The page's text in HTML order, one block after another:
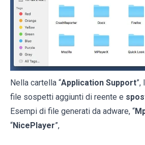
Nella cartella “Application Support”,
file sospetti aggiunti di reente e
Esempi di file generati da adware, “
“NicePlayer”,